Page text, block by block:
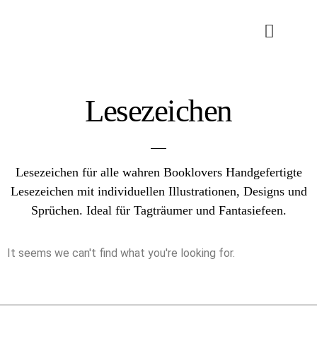
Lesezeichen
Lesezeichen für alle wahren Booklovers Handgefertigte
Lesezeichen mit individuellen Illustrationen, Designs und
Sprüchen. Ideal für Tagträumer und Fantasiefeen.
It seems we can't find what you're looking for.